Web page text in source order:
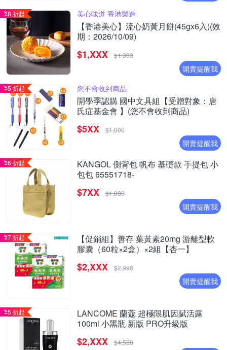
8 折起 美心味道 香港製造
【香港美心】流心奶黃月餅(45gx6入)(效
期：2026/10/09)
$1,XXX $1,399
開賣提醒我
5 折起 您不會收到商品
開學季認購 國中文具組【受贈對象：唐
氏症基金會 】(您不會收到商品)
$5XX $1,000
開賣提醒我
6 折起
KANGOL 側背包 帆布 基礎款 手提包 小
包包 65551718-
$7XX $1,080
開賣提醒我
7 折起
【促銷組】善存 葉黃素20mg 游離型軟
膠囊（60粒×2盒）×2組【杏一】
$2,XXX $2,996
開賣提醒我
5 折起
LANCOME 蘭蔻 超極限肌因賦活露
100ml 小黑瓶 新版 PRO升級版
$2,XXX $4,550